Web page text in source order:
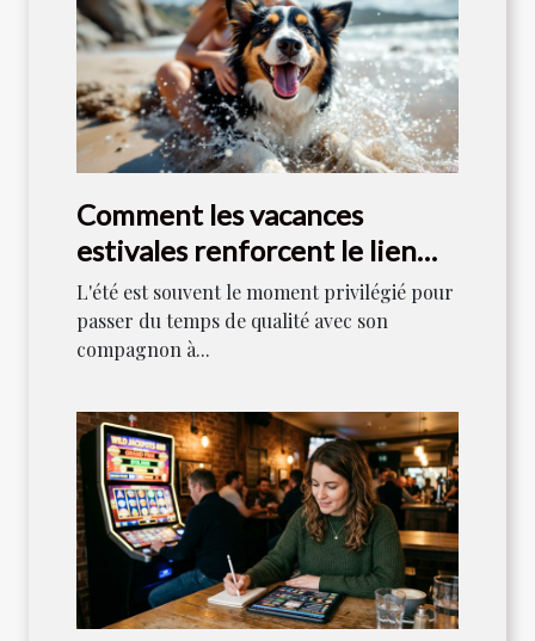
Comment les vacances
estivales renforcent le lien
entre maîtres et chiens ?
L'été est souvent le moment privilégié pour
passer du temps de qualité avec son
compagnon à...